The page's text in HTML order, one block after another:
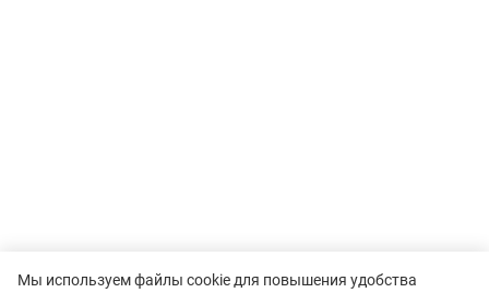
Мы используем файлы cookie для повышения удобства